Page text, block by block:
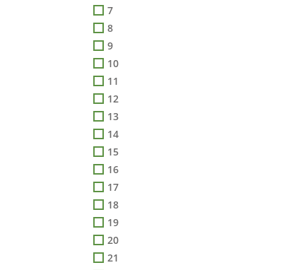
7
8
9
10
11
12
13
14
15
16
17
18
19
20
21